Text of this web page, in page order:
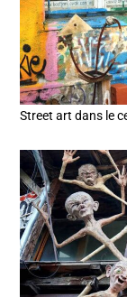
Street art dans le